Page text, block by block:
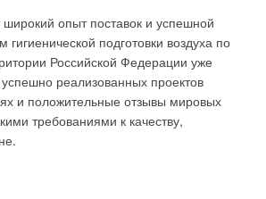
опыт поставок и успешной
гигиенической подготовки воздуха по
Российской Федерации уже
успешно реализованных проектов
и положительные отзывы мировых
требованиями к качеству,